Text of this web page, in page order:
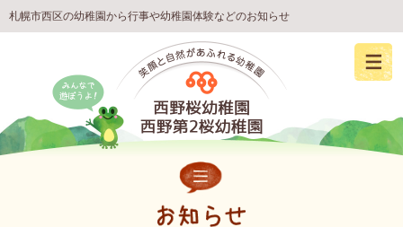
札幌市西区の幼稚園から行事や幼稚園体験などのお知らせ